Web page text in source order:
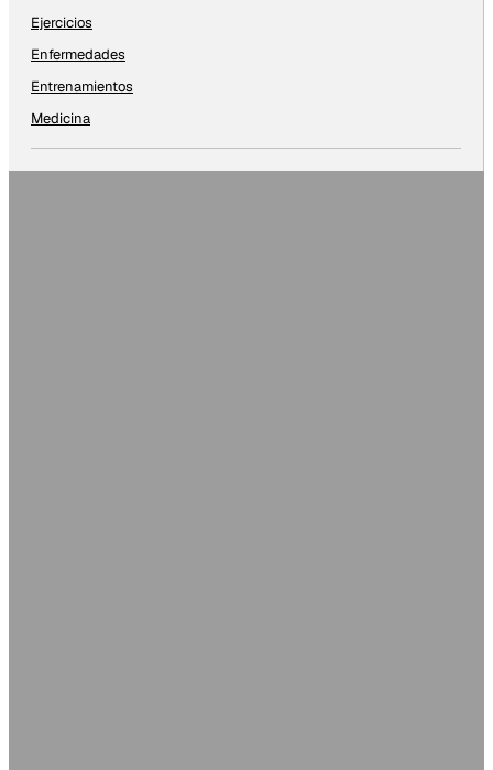
Ejercicios
Enfermedades
Entrenamientos
Medicina